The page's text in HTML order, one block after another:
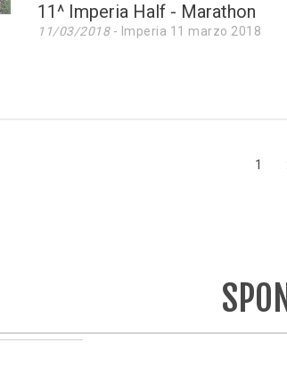
11^ Imperia Half - Marathon
11/03/2018- Imperia 11 marzo 2018
1